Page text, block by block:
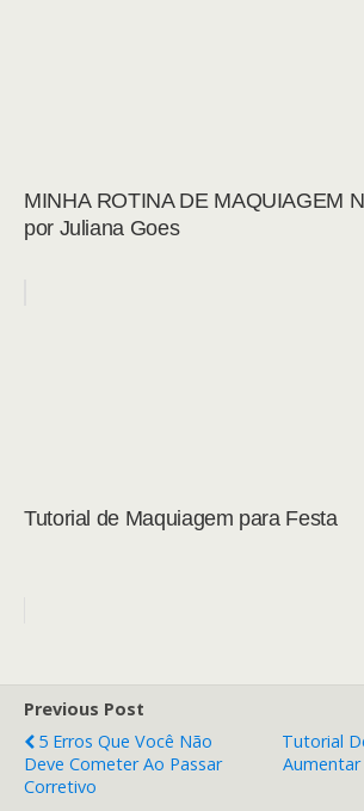
MINHA ROTINA DE MAQUIAGEM
por Juliana Goes
Tutorial de Maquiagem para Festa
Previous Post
5 Erros Que Você Não
Deve Cometer Ao Passar
Corretivo
Tutorial
Aumentar